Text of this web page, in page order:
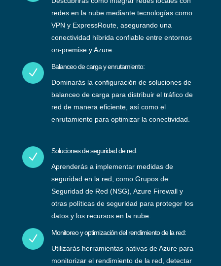
redes en la nube mediante tecnologías como
VPN y ExpressRoute, asegurando una
conectividad híbrida confiable entre entornos
on-premise y Azure.
N
Balanceo de carga y enrutamiento:
Dominarás la configuración de soluciones de
balanceo de carga para distribuir el tráfico de
red de manera eficiente, así como el
enrutamiento para optimizar la conectividad.
N
Soluciones de seguridad de red:
Aprenderás a implementar medidas de
seguridad en la red, como Grupos de
Seguridad de Red (NSG), Azure Firewall y
otras políticas de seguridad para proteger los
datos y los recursos en la nube.
N
Monitoreo y optimización del rendimiento de la red:
Utilizarás herramientas nativas de Azure para
monitorizar el rendimiento de la red, detectar